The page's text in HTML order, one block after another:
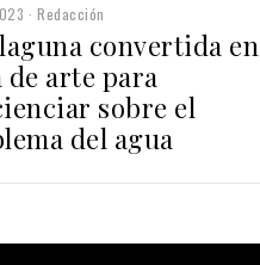
Redacción
convertida en
de arte para
sobre el
del agua